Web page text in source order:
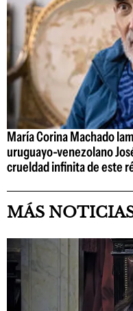
María Corina Machado
uruguayo-venezolano
crueldad infinita de este
MÁS